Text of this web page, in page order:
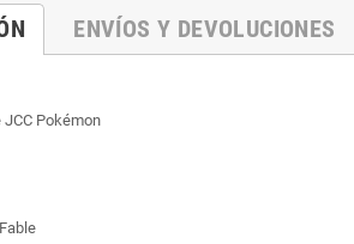
ENVÍOS Y DEVOLUCIONES
Pokémon